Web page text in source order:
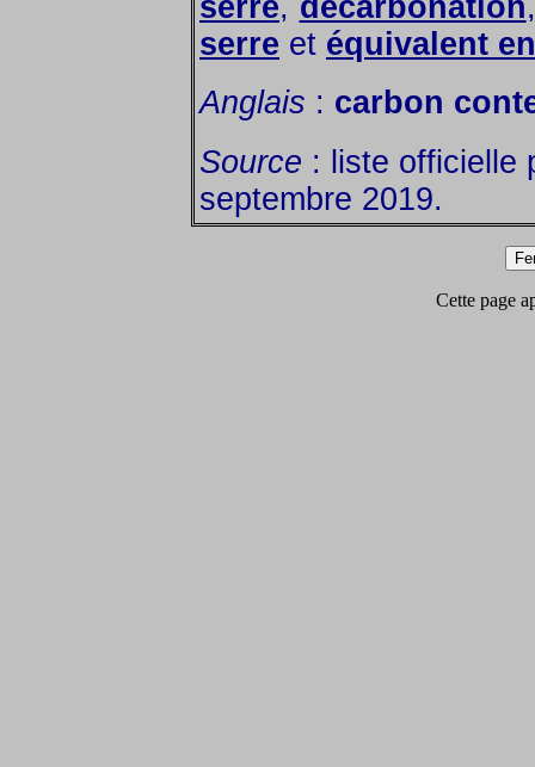
serre et équivalent
Anglais : carbon
Source : liste officielle
septembre 2019.
Cette page